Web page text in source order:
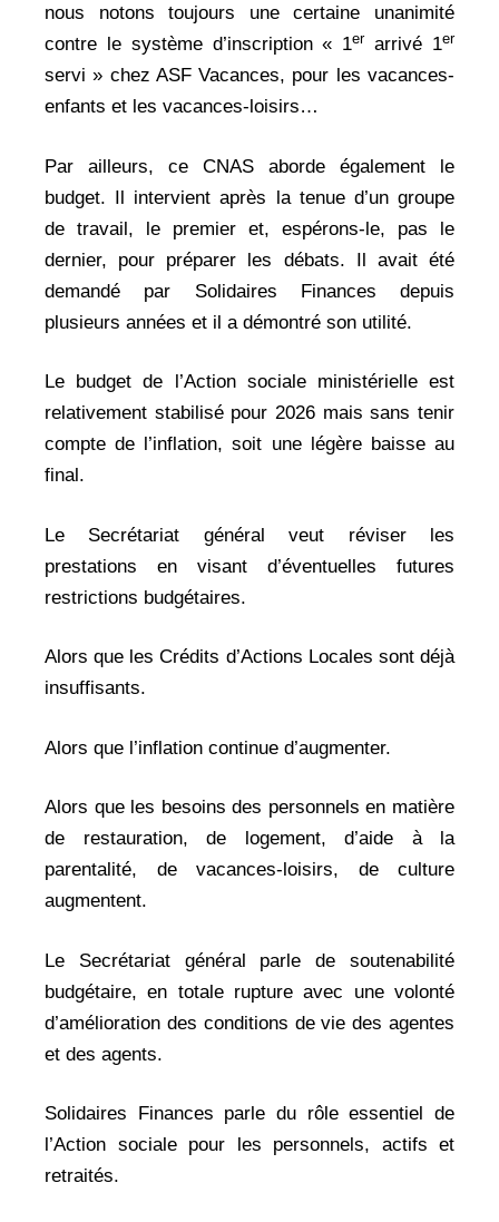
nous notons toujours une certaine unanimité
contre le système d’inscription « 1er arrivé 1er
servi » chez ASF Vacances, pour les vacances-
enfants et les vacances-loisirs…
Par ailleurs, ce CNAS aborde également le
budget. Il intervient après la tenue d’un groupe
de travail, le premier et, espérons-le, pas le
dernier, pour préparer les débats. Il avait été
demandé par Solidaires Finances depuis
plusieurs années et il a démontré son utilité.
Le budget de l’Action sociale ministérielle est
relativement stabilisé pour 2026 mais sans tenir
compte de l’inflation, soit une légère baisse au
final.
Le Secrétariat général veut réviser les
prestations en visant d’éventuelles futures
restrictions budgétaires.
Alors que les Crédits d’Actions Locales sont déjà
insuffisants.
Alors que l’inflation continue d’augmenter.
Alors que les besoins des personnels en matière
de restauration, de logement, d’aide à la
parentalité, de vacances-loisirs, de culture
augmentent.
Le Secrétariat général parle de soutenabilité
budgétaire, en totale rupture avec une volonté
d’amélioration des conditions de vie des agentes
et des agents.
Solidaires Finances parle du rôle essentiel de
l’Action sociale pour les personnels, actifs et
retraités.